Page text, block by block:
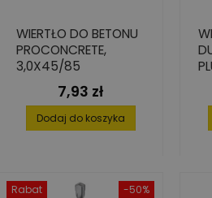
WIERTŁO DO BETONU
PROCONCRETE,
3,0X45/85
Cena
7,93 zł
Dodaj do koszyka
-50%
Rabat